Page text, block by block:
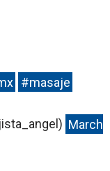
#masaje
March